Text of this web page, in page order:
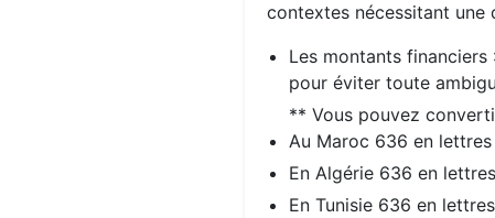
contextes nécessitant une
Les montants
pour éviter toute
** Vous pouvez
Au Maroc 636 en lettres
En Algérie 636 en
En Tunisie 636 en